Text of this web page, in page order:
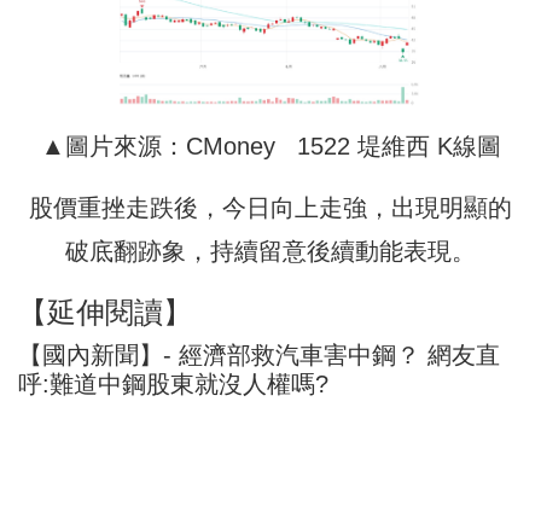
▲圖片來源：CMoney 1522 堤維西 K線圖
股價重挫走跌後，今日向上走強，出現明顯的
破底翻跡象，持續留意後續動能表現。
【延伸閱讀】
【國內新聞】- 經濟部救汽車害中鋼？ 網友直
呼:難道中鋼股東就沒人權嗎?